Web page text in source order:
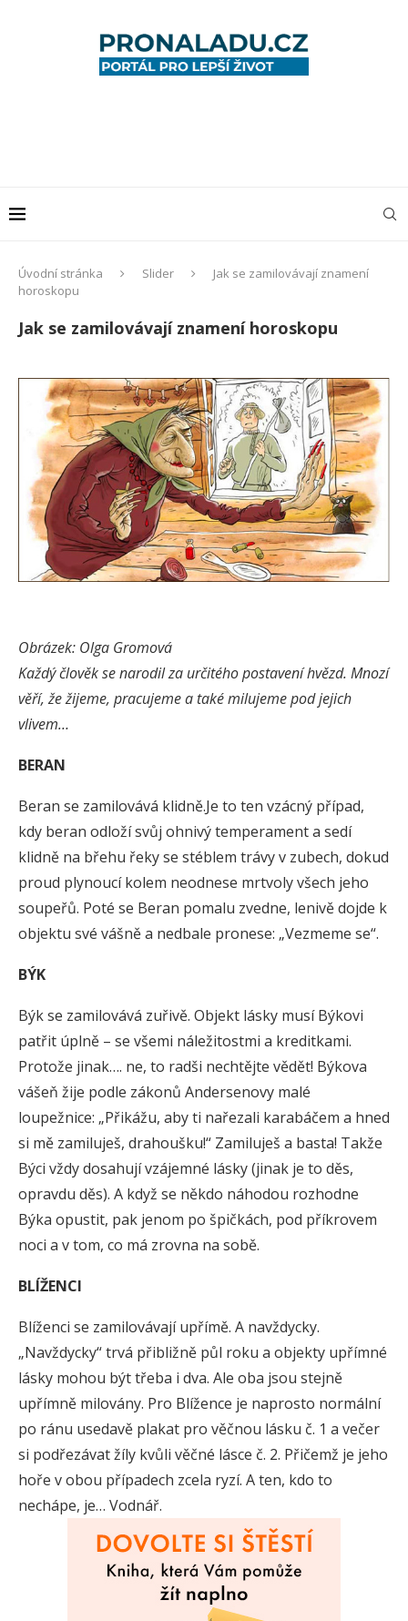
Úvodní stránka Slider
Jak se zamilovávají znamení
horoskopu
Jak se zamilovávají znamení horoskopu
Obrázek: Olga Gromová
Každý člověk se narodil za určitého postavení hvězd. Mnozí
věří, že žijeme, pracujeme a také milujeme pod jejich
vlivem…
BERAN
Beran se zamilovává klidně.Je to ten vzácný případ,
kdy beran odloží svůj ohnivý temperament a sedí
klidně na břehu řeky se stéblem trávy v zubech, dokud
proud plynoucí kolem neodnese mrtvoly všech jeho
soupeřů. Poté se Beran pomalu zvedne, lenivě dojde k
objektu své vášně a nedbale pronese: „Vezmeme se“.
BÝK
Býk se zamilovává zuřivě. Objekt lásky musí Býkovi
patřit úplně – se všemi náležitostmi a kreditkami.
Protože jinak…. ne, to radši nechtějte vědět! Býkova
vášeň žije podle zákonů Andersenovy malé
loupežnice: „Přikážu, aby ti nařezali karabáčem a hned
si mě zamiluješ, drahoušku!“ Zamiluješ a basta! Takže
Býci vždy dosahují vzájemné lásky (jinak je to děs,
opravdu děs). A když se někdo náhodou rozhodne
Býka opustit, pak jenom po špičkách, pod příkrovem
noci a v tom, co má zrovna na sobě.
BLÍŽENCI
Blíženci se zamilovávají upřímě. A navždycky.
„Navždycky“ trvá přibližně půl roku a objekty upřímné
lásky mohou být třeba i dva. Ale oba jsou stejně
upřímně milovány. Pro Blížence je naprosto normální
po ránu usedavě plakat pro věčnou lásku č. 1 a večer
si podřezávat žíly kvůli věčné lásce č. 2. Přičemž je jeho
hoře v obou případech zcela ryzí. A ten, kdo to
nechápe, je… Vodnář.